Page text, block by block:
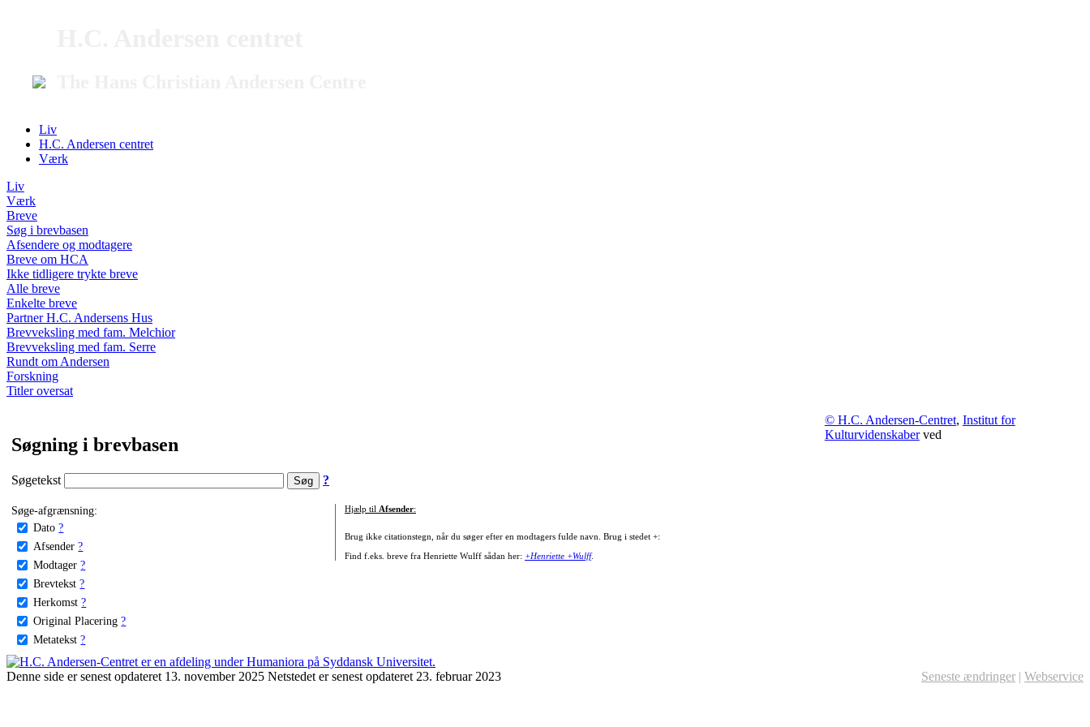
Liv
H.C. Andersen centret
Værk
Liv
Værk
Breve
Søg i brevbasen
Afsendere og modtagere
Breve om HCA
Ikke tidligere trykte breve
Alle breve
Enkelte breve
Partner H.C. Andersens Hus
Brevveksling med fam. Melchior
Brevveksling med fam. Serre
Rundt om Andersen
Forskning
Titler oversat
Søgning i brevbasen
Søgetekst ?
Søge-afgrænsning:
Dato ?
Afsender ?
Modtager ?
Brevtekst ?
Herkomst ?
Original Placering ?
Metatekst ?
Hjælp til Afsender:
Brug ikke citationstegn, når du søger efter en modtagers fulde navn. Brug i stedet +:
Find f.eks. breve fra Henriette Wulff sådan her: +Henriette +Wulff.
© H.C. Andersen-Centret, Institut for
Kulturvidenskaberved
Denne side er senest opdateret 13. november 2025 Netstedet er senest opdateret 23. februar 2023 Seneste ændringer | Webservice